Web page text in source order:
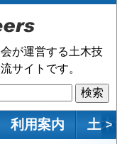
が運営する土木技
サイトです。
利用案内 土 >